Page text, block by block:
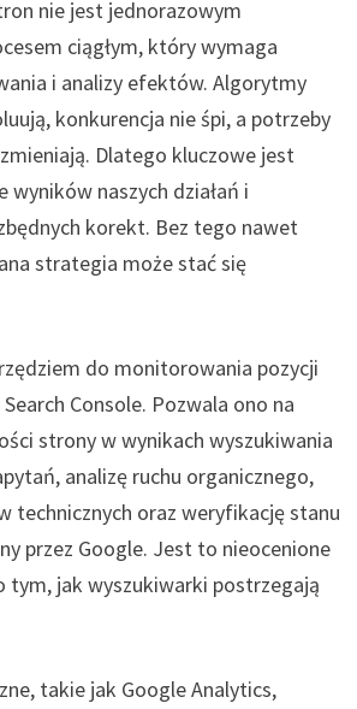
nie jest jednorazowym
ciągłym, który wymaga
i analizy efektów. Algorytmy
konkurencja nie śpi, a potrzeby
Dlatego kluczowe jest
wyników naszych działań i
korekt. Bez tego nawet
strategia może stać się
do monitorowania pozycji
Console. Pozwala ono na
strony w wynikach wyszukiwania
analizę ruchu organicznego,
technicznych oraz weryfikację stanu
przez Google. Jest to nieocenione
tym, jak wyszukiwarki postrzegają
takie jak Google Analytics,